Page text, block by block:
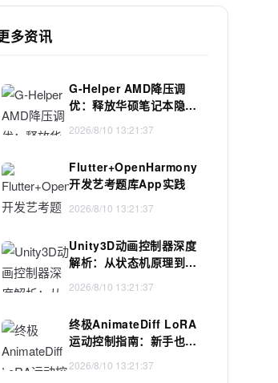
多资讯
G-Helper AMD降压调
优：释放华硕笔记本隐藏
2026/8/10 13:21:37
Flutter+OpenHarmony
开发艺考题库App实践
2026/8/10 13:21:37
Unity3D动画控制器深度
解析：从状态机原理到性
2026/8/10 13:21:37
终极AnimateDiff LoRA
运动控制指南：新手也能
2026/8/10 13:21:37